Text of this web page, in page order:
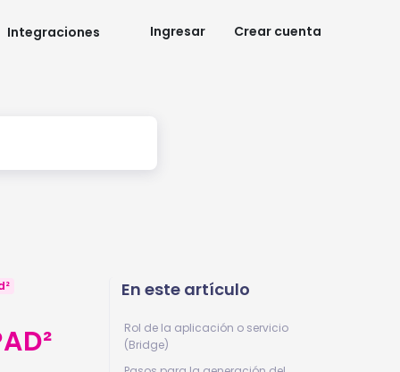
Integraciones Ingresar Crear cuenta
En este artículo
Rol de la aplicación o servicio
(Bridge)